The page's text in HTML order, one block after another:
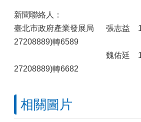
新聞聯絡人：
臺北市政府產業發展局 張志益
27208889)轉6589
魏佑廷 1999(外
27208889)轉6682
相關圖片